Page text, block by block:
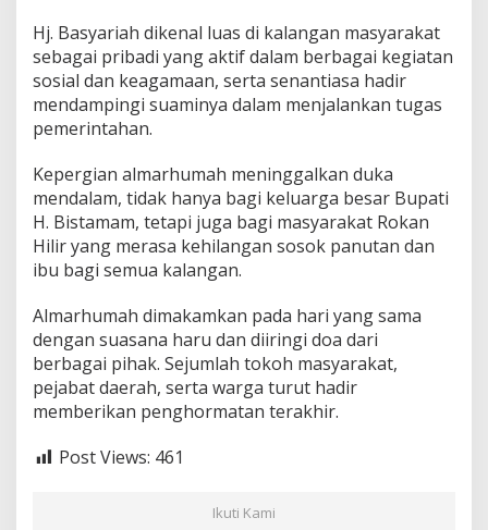
Hj. Basyariah dikenal luas di kalangan masyarakat
sebagai pribadi yang aktif dalam berbagai kegiatan
sosial dan keagamaan, serta senantiasa hadir
mendampingi suaminya dalam menjalankan tugas
pemerintahan.
Kepergian almarhumah meninggalkan duka
mendalam, tidak hanya bagi keluarga besar Bupati
H. Bistamam, tetapi juga bagi masyarakat Rokan
Hilir yang merasa kehilangan sosok panutan dan
ibu bagi semua kalangan.
Almarhumah dimakamkan pada hari yang sama
dengan suasana haru dan diiringi doa dari
berbagai pihak. Sejumlah tokoh masyarakat,
pejabat daerah, serta warga turut hadir
memberikan penghormatan terakhir.
Post Views: 461
Ikuti Kami